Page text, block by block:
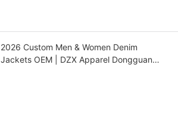
2026 Custom Men & Women Denim
Jackets OEM | DZX Apparel Dongguan